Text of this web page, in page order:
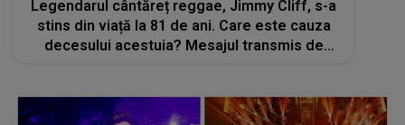
Legendarul cântăreț reggae, Jimmy Cliff, s-a
stins din viață la 81 de ani. Care este cauza
decesului acestuia? Mesajul transmis de